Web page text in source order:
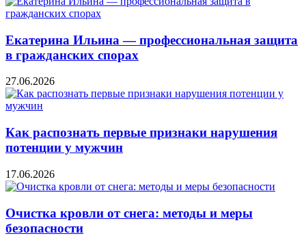
Екатерина Ильина — профессиональная защита
в гражданских спорах
27.06.2026
Как распознать первые признаки нарушения
потенции у мужчин
17.06.2026
Очистка кровли от снега: методы и меры
безопасности